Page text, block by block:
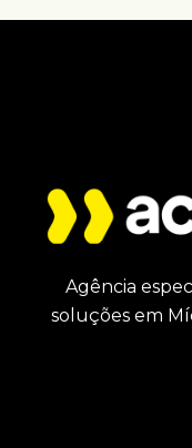
Agência
soluções em